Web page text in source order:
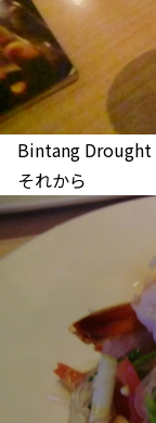
Bintang Drought
それから